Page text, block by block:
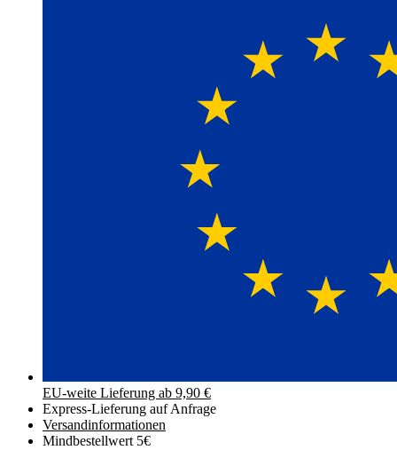
EU-weite Lieferung ab 9,90 €
Express-Lieferung auf Anfrage
Versand­informationen
Mindbestellwert 5€